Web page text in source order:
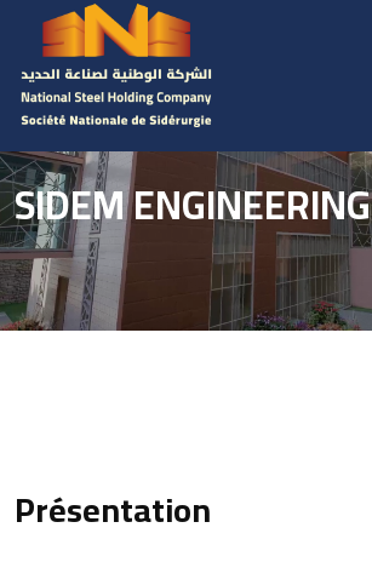
SIDEM ENGINEERING
Présentation